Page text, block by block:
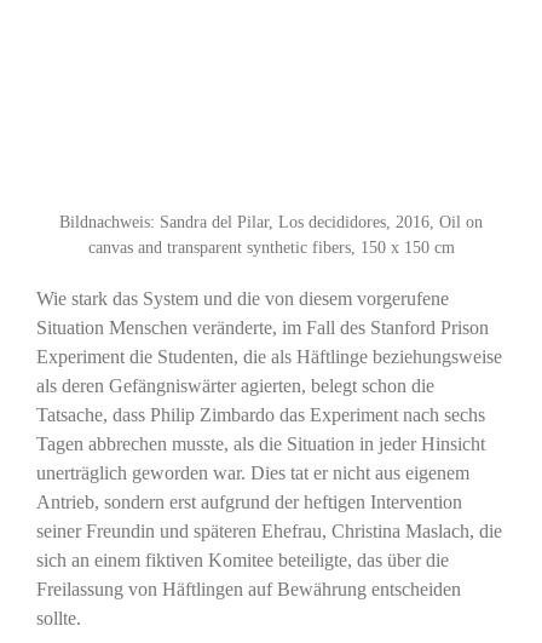
Bildnachweis: Sandra del Pilar, Los decididores, 2016, Oil on
canvas and transparent synthetic fibers, 150 x 150 cm
Wie stark das System und die von diesem vorgerufene
Situation Menschen veränderte, im Fall des Stanford Prison
Experiment die Studenten, die als Häftlinge beziehungsweise
als deren Gefängniswärter agierten, belegt schon die
Tatsache, dass Philip Zimbardo das Experiment nach sechs
Tagen abbrechen musste, als die Situation in jeder Hinsicht
unerträglich geworden war. Dies tat er nicht aus eigenem
Antrieb, sondern erst aufgrund der heftigen Intervention
seiner Freundin und späteren Ehefrau, Christina Maslach, die
sich an einem fiktiven Komitee beteiligte, das über die
Freilassung von Häftlingen auf Bewährung entscheiden
sollte.